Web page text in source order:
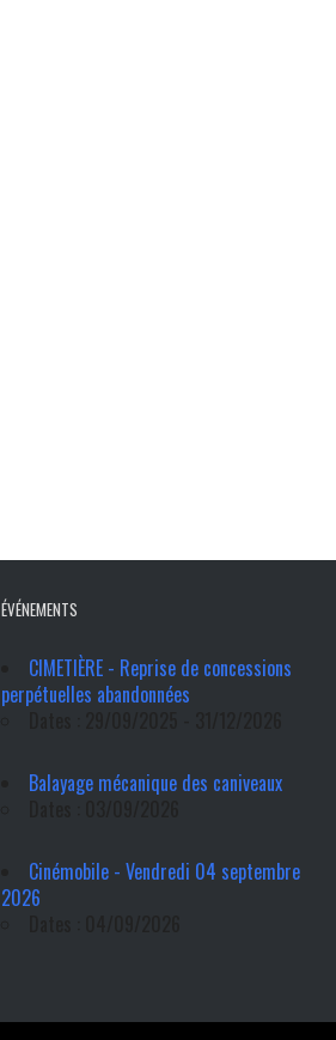
ÉVÉNEMENTS
CIMETIÈRE - Reprise de concessions
perpétuelles abandonnées
Balayage mécanique des caniveaux
Cinémobile - Vendredi 04 septembre
2026